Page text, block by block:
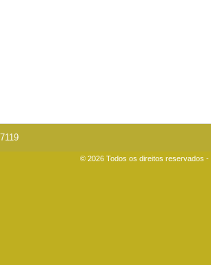
© 2026 Todos os direitos reservados -